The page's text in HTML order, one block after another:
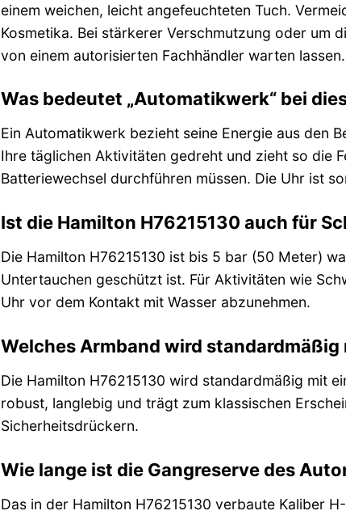
einem weichen, leicht angefeuchteten Tuch.
Kosmetika. Bei stärkerer Verschmutzung oder um
von einem autorisierten Fachhändler warten lassen.
Was bedeutet „Automatikwerk“ bei
Ein Automatikwerk bezieht seine Energie aus den
Ihre täglichen Aktivitäten gedreht und zieht so die
Batteriewechsel durchführen müssen. Die Uhr ist
Ist die Hamilton H76215130 auch für
Die Hamilton H76215130 ist bis 5 bar (50 Meter)
Untertauchen geschützt ist. Für Aktivitäten wie
Uhr vor dem Kontakt mit Wasser abzunehmen.
Welches Armband wird
Die Hamilton H76215130 wird standardmäßig mit
robust, langlebig und trägt zum klassischen
Sicherheitsdrückern.
Wie lange ist die Gangreserve des
Das in der Hamilton H76215130 verbaute Kaliber